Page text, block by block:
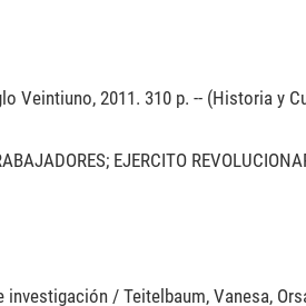
Veintiuno, 2011. 310 p. -- (Historia y
EJERCITO
/ Teitelbaum, Vanesa,